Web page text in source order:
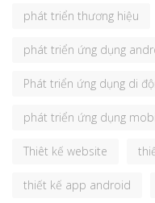
phát triển thương hiệu
phát triển ứng dụng
Phát triển ứng dụng di
phát triển ứng dụng
Thiêt kế website
thiết kế app android